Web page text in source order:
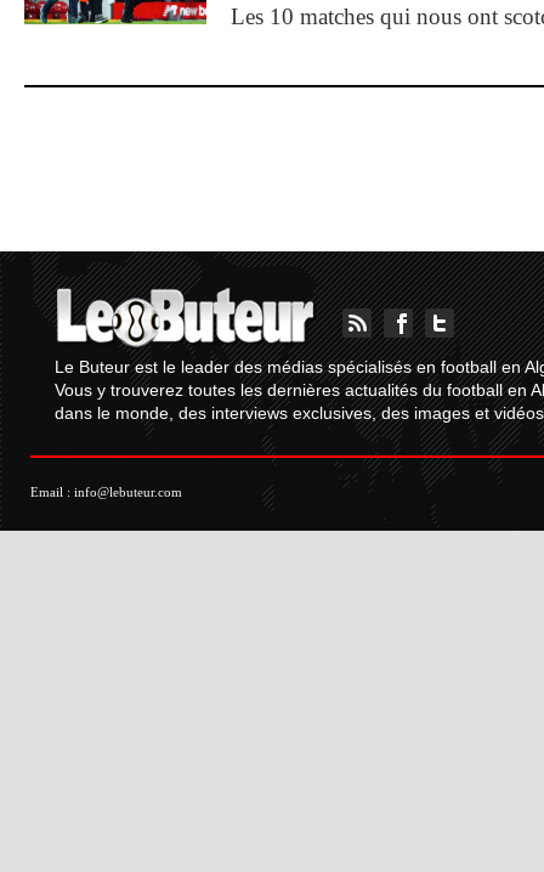
Les 10 matches qui nous ont
Le Buteur est le leader des médias spécialisés en football en
Vous y trouverez toutes les dernières actualités du football en
dans le monde, des interviews exclusives, des images et
Email : info@lebuteur.com